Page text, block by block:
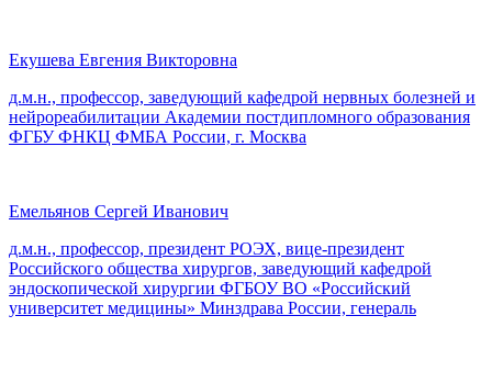
Екушева Евгения Викторовна
д.м.н., профессор, заведующий кафедрой нервных болезней и
нейрореабилитации Академии постдипломного образования
ФГБУ ФНКЦ ФМБА России, г. Москва
Емельянов Сергей Иванович
д.м.н., профессор, президент РОЭХ, вице-президент
Российского общества хирургов, заведующий кафедрой
эндоскопической хирургии ФГБОУ ВО «Российский
университет медицины» Минздрава России, генераль